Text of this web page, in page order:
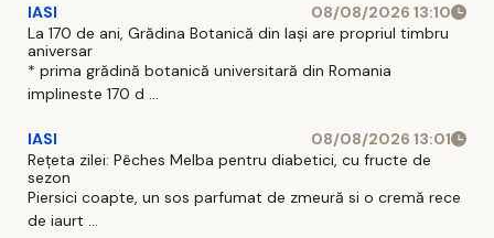
IASI
08/08/2026 13:10
La 170 de ani, Grădina Botanică din Iași are propriul timbru
aniversar
* prima grădină botanică universitară din Romania
implineste 170 d ...
IASI
08/08/2026 13:01
Rețeta zilei: Pêches Melba pentru diabetici, cu fructe de
sezon
Piersici coapte, un sos parfumat de zmeură si o cremă rece
de iaurt ...